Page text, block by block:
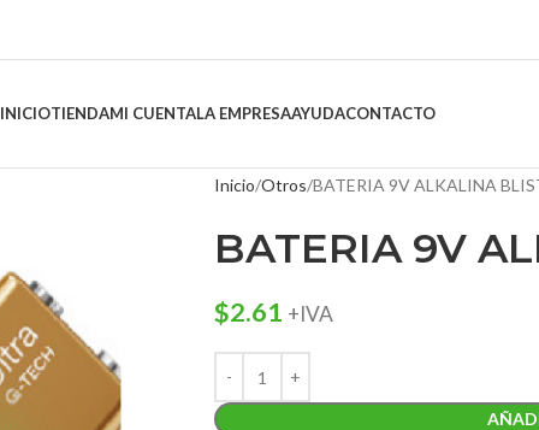
INICIOTIENDAMI CUENTALA EMPRESAAYUDACONTACTO
Inicio Otros BATERIA 9V ALKALINA
BATERIA 9V
$2.61 +IVA